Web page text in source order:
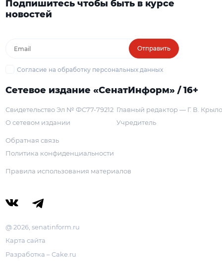
Подпишитесь чтобы быть в курсе
новостей
Отправить
Согласие на обработку персональных данных
Сетевое издание «СенатИнформ» / 16+
Свидетельство Эл № ФС77-79212
О сетевом издании
Главный редактор — Г. В.
Учредитель
Обратная связь
Политика конфиденциальности
Правила использования материалов
@ 2026, senatinform.ru
Карта сайта
Разработка – Cake.ru